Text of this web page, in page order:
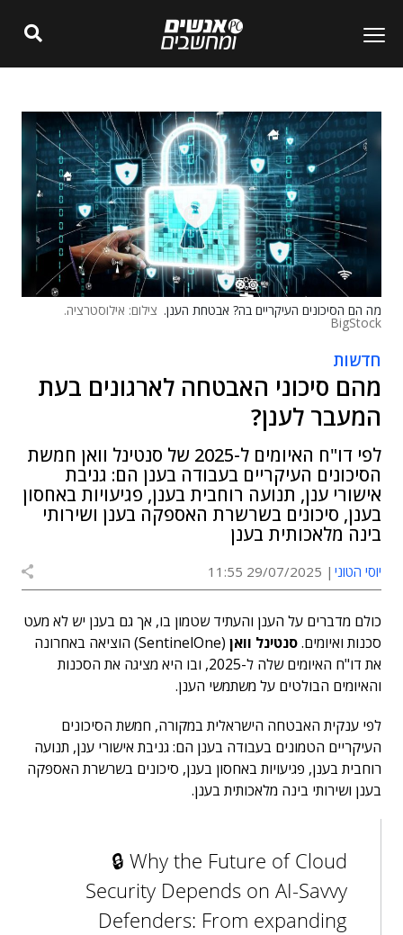
מה הם הסיכונים העיקריים בה? אבטחת הענן. צילום: אילוסטרציה.
BigStock
חדשות
מהם סיכוני האבטחה לארגונים בעת
המעבר לענן?
לפי דו"ח האיומים ל-2025 של סנטינל וואן חמשת
הסיכונים העיקריים בעבודה בענן הם: גניבת
אישורי ענן, תנועה רוחבית בענן, פגיעויות באחסון
בענן, סיכונים בשרשרת האספקה בענן ושירותי
בינה מלאכותית בענן
יוסי הטוני 29/07/2025 11:55
כולם מדברים על הענן והעתיד שטמון בו, אך גם בענן יש לא מעט
סכנות ואיומים.סנטינל וואן (SentinelOne)
הוציאה באחרונה
את דו"ח האיומים שלה ל-2025, ובו היא מציגה את הסכנות
והאיומים הבולטים על משתמשי הענן.
לפי ענקית האבטחה הישראלית במקורה, חמשת הסיכונים
העיקריים הטמונים בעבודה בענן הם: גניבת אישורי ענן, תנועה
רוחבית בענן, פגיעויות באחסון בענן, סיכונים בשרשרת האספקה
בענן ושירותי בינה מלאכותית בענן.
🔒 Why the Future of Cloud
Security Depends on AI-Savvy
Defenders: From expanding